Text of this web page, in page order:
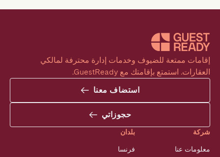
العقارات. استمتع بإقامتك مع GuestReady.
استضاف معنا
حجوزاتي
شركة
معلومات عنا
بلدان
فرنسا